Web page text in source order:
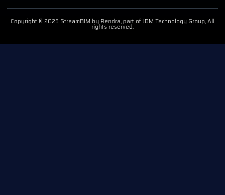
Copyright © 2025 StreamBIM by Rendra, part of JDM Technology Group, All
rights reserved.